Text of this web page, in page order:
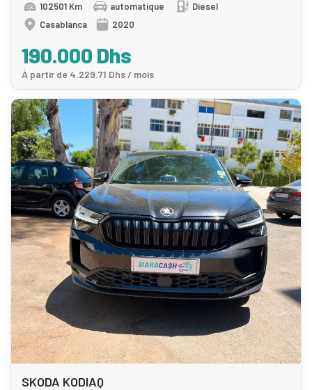
102501 Km automatique
Diesel
Casablanca
2020
190.000 Dhs
À partir de 4.229.71 Dhs / mois
SKODA KODIAQ